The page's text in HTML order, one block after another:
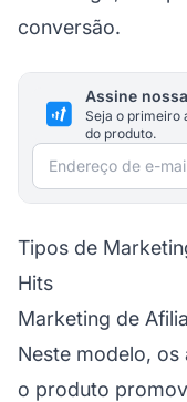
conversão.
Assine
Seja o primeiro
do produto.
Endereço de e-
Tipos de
Hits
Marketing de
Neste modelo,
o produto